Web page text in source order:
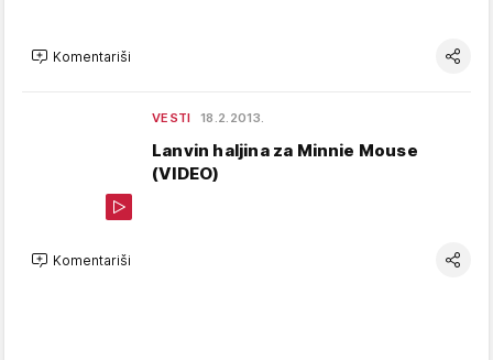
Komentariši
VESTI 18.2.2013.
Lanvin haljina za Minnie Mouse
(VIDEO)
Komentariši